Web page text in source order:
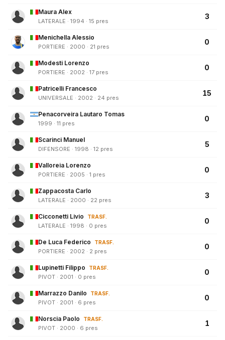
Maura Alex
LATERALE · 1994 · 15 pres
3
Menichella Alessio
PORTIERE · 2000 · 21 pres
0
Modesti Lorenzo
PORTIERE · 2002 · 17 pres
0
Patricelli Francesco
UNIVERSALE · 2002 · 24 pres
15
Penacorveira Lautaro Tomas
1999 · 11 pres
0
Scarinci Manuel
DIFENSORE · 1998 · 12 pres
5
Valloreia Lorenzo
PORTIERE · 2005 · 1 pres
0
Zappacosta Carlo
LATERALE · 2000 · 22 pres
3
Cicconetti Livio TRASF.
LATERALE · 1998 · 0 pres
0
De Luca Federico TRASF.
PORTIERE · 2002 · 2 pres
0
Lupinetti Filippo TRASF.
PIVOT · 2001 · 0 pres
0
Marrazzo Danilo TRASF.
PIVOT · 2001 · 6 pres
0
Norscia Paolo TRASF.
PIVOT · 2000 · 6 pres
1